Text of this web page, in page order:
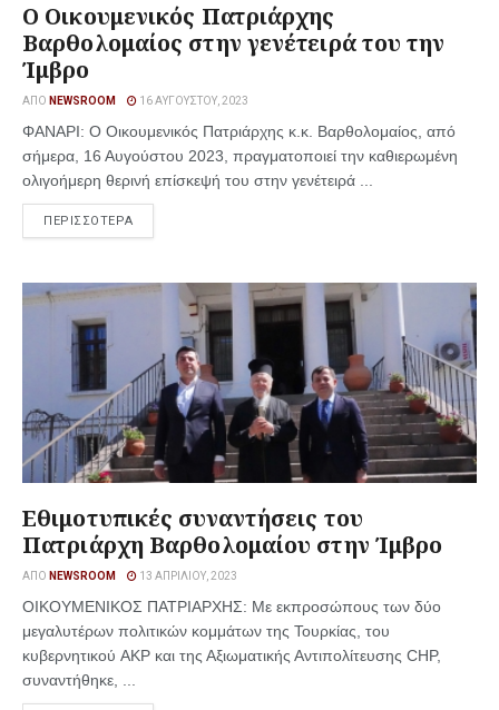
Ο Οικουμενικός Πατριάρχης
Βαρθολομαίος στην γενέτειρά του την
Ίμβρο
ΑΠΌ NEWSROOM 16 ΑΥΓΟΎΣΤΟΥ, 2023
ΦΑΝΑΡΙ: O Οικουμενικός Πατριάρχης κ.κ. Βαρθολομαίος, από
σήμερα, 16 Αυγούστου 2023, πραγματοποιεί την καθιερωμένη
ολιγοήμερη θερινή επίσκεψή του στην γενέτειρά ...
ΠΕΡΙΣΣΟΤΕΡΑ
Εθιμοτυπικές συναντήσεις του
Πατριάρχη Βαρθολομαίου στην Ίμβρο
ΑΠΌ NEWSROOM 13 ΑΠΡΙΛΊΟΥ, 2023
ΟΙΚΟΥΜΕΝΙΚΟΣ ΠΑΤΡΙΑΡΧΗΣ: Με εκπροσώπους των δύο
μεγαλυτέρων πολιτικών κομμάτων της Τουρκίας, του
κυβερνητικού AKP και της Αξιωματικής Αντιπολίτευσης CHP,
συναντήθηκε, ...